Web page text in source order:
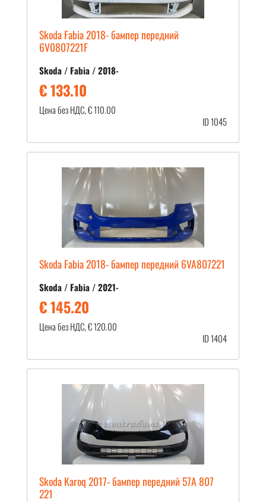
Skoda Fabia 2018- бампер передний
6V0807221F
Skoda / Fabia / 2018-
€ 133.10
Цена без НДС, € 110.00
ID 1045
Skoda Fabia 2018- бампер передний 6VA807221
Skoda / Fabia / 2021-
€ 145.20
Цена без НДС, € 120.00
ID 1404
Skoda Karoq 2017- бампер передний 57A 807
221